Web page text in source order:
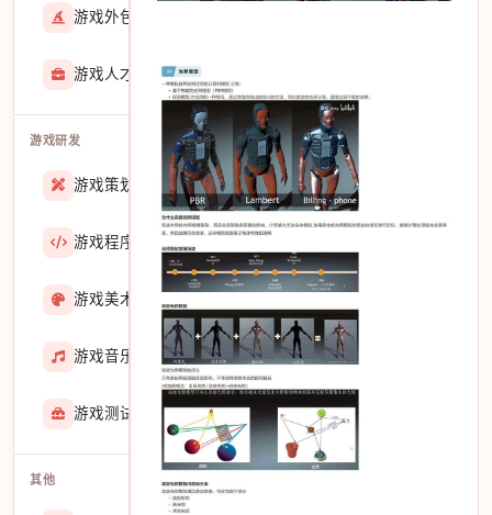
游戏外包
游戏人才招聘51770
游戏研发
游戏策划 27558
游戏程序 36423
游戏美术
游戏音乐
游戏测试与GM
其他